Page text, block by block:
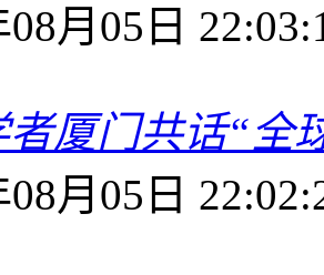
08月05日
者厦门共话“全
08月05日